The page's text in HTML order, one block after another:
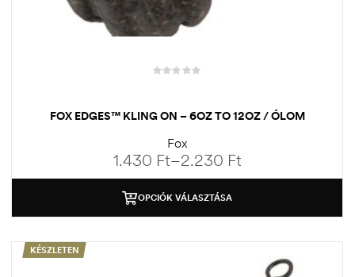
FOX EDGES™ KLING ON – 6OZ TO 12OZ / ÓLOM
Fox
1.430 Ft–2.230 Ft
OPCIÓK VÁLASZTÁSA
KÉSZLETEN